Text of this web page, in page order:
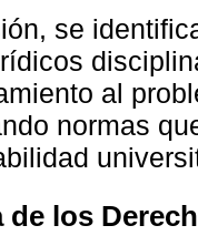
se
al
normas
de los